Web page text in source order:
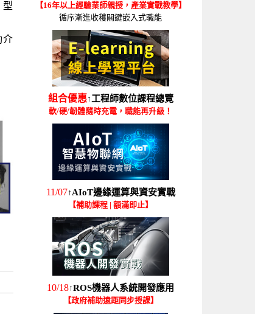
型
介
【16年以上經驗業師親授，產業實戰教學】
循序漸進收穫關鍵嵌入式職能
組合優惠↑ 工程師數位課程總覽
軟/硬/韌體隨時充電，職能再升級！
11/07↑ AIoT邊緣運算與資安實戰
【補助課程 | 額滿即止】
10/18↑ROS機器人系統開發應用
【政府補助遠距同步授課】